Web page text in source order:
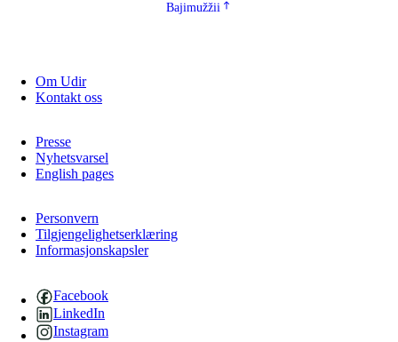
Bajimužžii
Om Udir
Kontakt oss
Presse
Nyhetsvarsel
English pages
Personvern
Tilgjengelighetserklæring
Informasjonskapsler
Facebook
LinkedIn
Instagram